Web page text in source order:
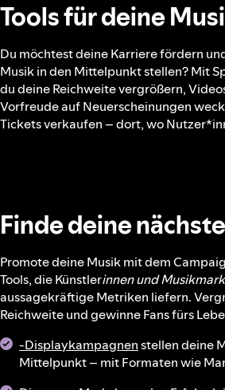
Tools für deine
Du möchtest deine Karriere fördern
Musik in den Mittelpunkt stellen? Mit
du deine Reichweite vergrößern,
Vorfreude auf Neuerscheinungen
Tickets verkaufen – dort, wo
Finde deine
Promote deine Musik mit dem
Tools, die Künstlerinnen und
aussagekräftige Metriken liefern.
Reichweite und gewinne Fans fürs
-Displaykampagnenstellen deine
Mittelpunkt – mit Formaten wie